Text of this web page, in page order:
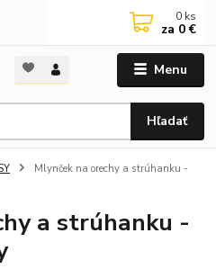
Menu
Hľadať
0 ks
za 0 €
Mlynček na orechy a strúhanku -
a strúhanku -